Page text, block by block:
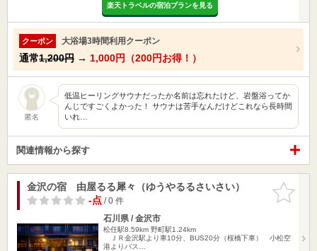
楽天トラベルの宿泊プランを見る
クーポン 大浴場3時間利用クーポン
通常1,200円 → 1,000円（200円お得！）
匿名
低温ヒーリングサウナだったか名前は忘れたけど、岩盤浴ってか
んじですごくよかった！ サウナは苦手なんだけどこれなら長時間
いれ…
関連情報から探す
お気に入
りに追加
金沢の宿 由屋るる犀々（ゆうやるるさいさい）
-点/ 0 件
石川県 / 金沢市
松任駅8.59km 野町駅1.24km
ＪＲ金沢駅より車10分、BUS20分（桜橋下車） 小松空
港よりバス…